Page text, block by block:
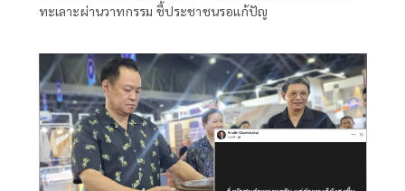
ทะเลาะผ่านวาทกรรม ชี้ประชาชนรอแก้ปัญ